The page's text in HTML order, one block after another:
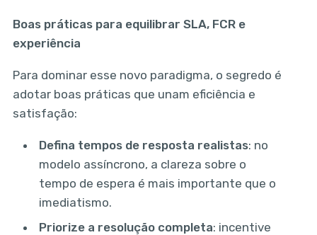
Boas práticas para equilibrar SLA, FCR e
experiência
Para dominar esse novo paradigma, o segredo é
adotar boas práticas que unam eficiência e
satisfação:
Defina tempos de resposta realistas: no
modelo assíncrono, a clareza sobre o
tempo de espera é mais importante que o
imediatismo.
Priorize a resolução completa: incentive